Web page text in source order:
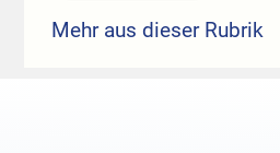
Mehr aus dieser Rubrik